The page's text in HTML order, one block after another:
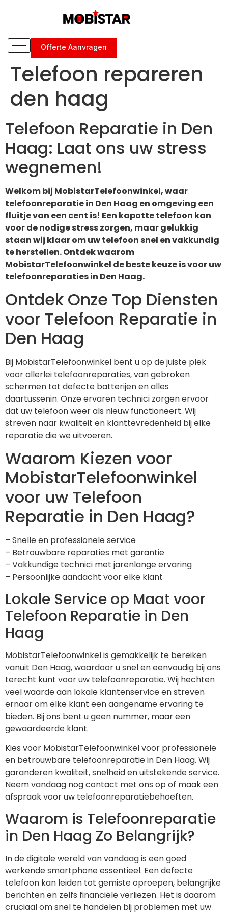
Offerte Aanvragen
Telefoon repareren
den haag
Telefoon Reparatie in Den
Haag: Laat ons uw stress
wegnemen!
Welkom bij MobistarTelefoonwinkel, waar
telefoonreparatie in Den Haag en omgeving een
fluitje van een cent is! Een kapotte telefoon kan
voor de nodige stress zorgen, maar gelukkig
staan wij klaar om uw telefoon snel en vakkundig
te herstellen. Ontdek waarom
MobistarTelefoonwinkel de beste keuze is voor uw
telefoonreparaties in Den Haag.
Ontdek Onze Top Diensten
voor Telefoon Reparatie in
Den Haag
Bij MobistarTelefoonwinkel bent u op de juiste plek
voor allerlei telefoonreparaties, van gebroken
schermen tot defecte batterijen en alles
daartussenin. Onze ervaren technici zorgen ervoor
dat uw telefoon weer als nieuw functioneert. Wij
streven naar kwaliteit en klanttevredenheid bij elke
reparatie die we uitvoeren.
Waarom Kiezen voor
MobistarTelefoonwinkel
voor uw Telefoon
Reparatie in Den Haag?
– Snelle en professionele service
– Betrouwbare reparaties met garantie
– Vakkundige technici met jarenlange ervaring
– Persoonlijke aandacht voor elke klant
Lokale Service op Maat voor
Telefoon Reparatie in Den
Haag
MobistarTelefoonwinkel is gemakkelijk te bereiken
vanuit Den Haag, waardoor u snel en eenvoudig bij ons
terecht kunt voor uw telefoonreparatie. Wij hechten
veel waarde aan lokale klantenservice en streven
ernaar om elke klant een aangename ervaring te
bieden. Bij ons bent u geen nummer, maar een
gewaardeerde klant.
Kies voor MobistarTelefoonwinkel voor professionele
en betrouwbare telefoonreparatie in Den Haag. Wij
garanderen kwaliteit, snelheid en uitstekende service.
Neem vandaag nog contact met ons op of maak een
afspraak voor uw telefoonreparatiebehoeften.
Waarom is Telefoonreparatie
in Den Haag Zo Belangrijk?
In de digitale wereld van vandaag is een goed
werkende smartphone essentieel. Een defecte
telefoon kan leiden tot gemiste oproepen, belangrijke
berichten en zelfs financiële verliezen. Het is daarom
cruciaal om snel te handelen bij problemen met uw